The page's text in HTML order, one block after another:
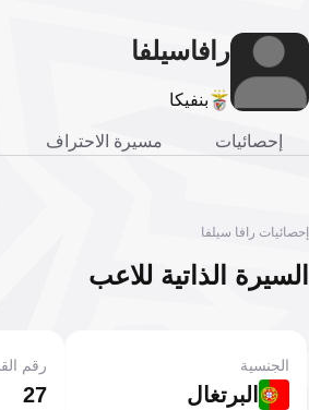
رافاسيلفا
بنفيكا
إحصائيات مسيرة الاحتراف
إحصائيات رافا سيلفا
السيرة الذاتية للاعب
البرتغال
الجنسية
27
رقم